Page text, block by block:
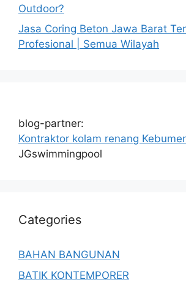
Outdoor?
Jasa Coring Beton Jawa Barat
Profesional | Semua Wilayah
blog-partner:
Kontraktor kolam renang
JGswimmingpool
Categories
BAHAN BANGUNAN
BATIK KONTEMPORER